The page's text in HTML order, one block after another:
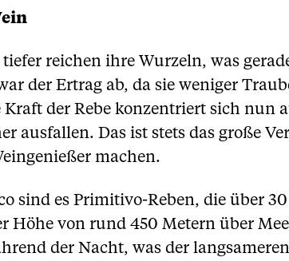
tiefer reichen ihre Wurzeln, was
der Ertrag ab, da sie weniger
der Rebe konzentriert sich nun
ausfallen. Das ist stets das große
machen.
sind es Primitivo-Reben, die über
Höhe von rund 450 Metern über
der Nacht, was der